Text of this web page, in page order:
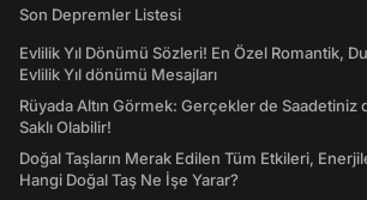
Son Depremler Listesi
Evlilik Yıl Dönümü Sözleri! En Özel Romantik,
Evlilik Yıl dönümü Mesajları
Rüyada Altın Görmek: Gerçekler de Saadetiniz
Saklı Olabilir!
Doğal Taşların Merak Edilen Tüm Etkileri,
Hangi Doğal Taş Ne İşe Yarar?